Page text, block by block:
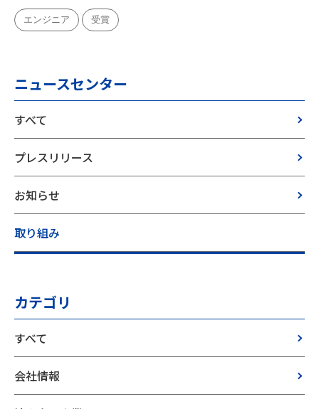
エンジニア 受賞
ニュースセンター
すべて
プレスリリース
お知らせ
取り組み
カテゴリ
すべて
会社情報